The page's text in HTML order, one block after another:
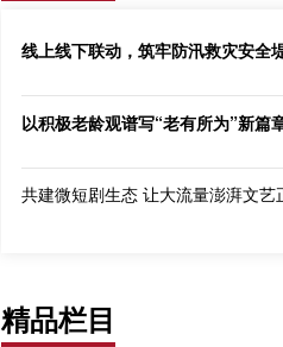
线上线下联动，筑牢防汛救灾安全
以积极老龄观谱写“老有所为”新篇
共建微短剧生态 让大流量澎湃文艺
精品栏目